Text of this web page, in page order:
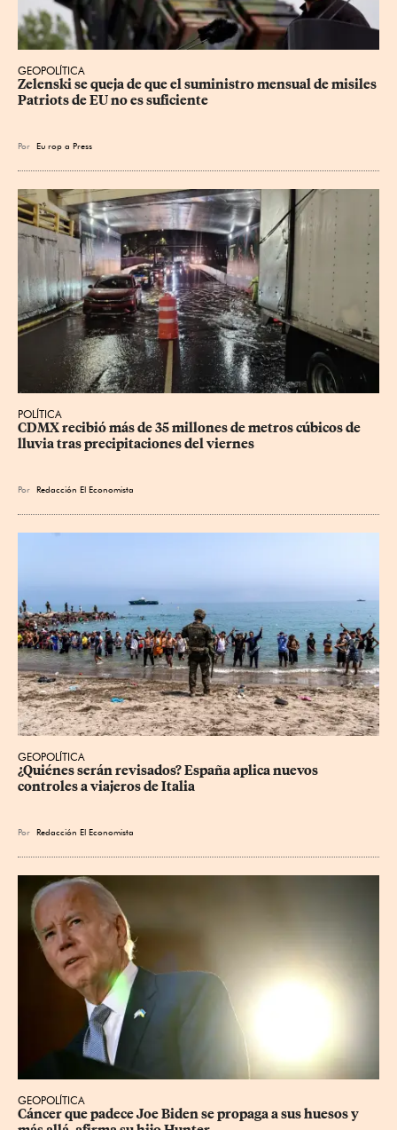
GEOPOLÍTICA
Zelenski se queja de que el suministro mensual de misiles
Patriots de EU no es suficiente
Por Eu rop a Press
POLÍTICA
CDMX recibió más de 35 millones de metros cúbicos de
lluvia tras precipitaciones del viernes
Por Redacción El Economista
GEOPOLÍTICA
¿Quiénes serán revisados? España aplica nuevos
controles a viajeros de Italia
Por Redacción El Economista
GEOPOLÍTICA
Cáncer que padece Joe Biden se propaga a sus huesos y